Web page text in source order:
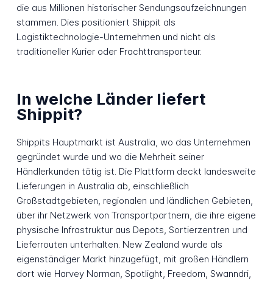
die aus Millionen historischer Sendungsaufzeichnungen
stammen. Dies positioniert Shippit als
Logistiktechnologie-Unternehmen und nicht als
traditioneller Kurier oder Frachttransporteur.
In welche Länder liefert
Shippit?
Shippits Hauptmarkt ist Australia, wo das Unternehmen
gegründet wurde und wo die Mehrheit seiner
Händlerkunden tätig ist. Die Plattform deckt landesweite
Lieferungen in Australia ab, einschließlich
Großstadtgebieten, regionalen und ländlichen Gebieten,
über ihr Netzwerk von Transportpartnern, die ihre eigene
physische Infrastruktur aus Depots, Sortierzentren und
Lieferrouten unterhalten. New Zealand wurde als
eigenständiger Markt hinzugefügt, mit großen Händlern
dort wie Harvey Norman, Spotlight, Freedom, Swanndri,